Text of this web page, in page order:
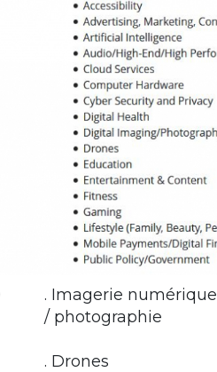
. Imagerie numérique
/ photographie
. Drones